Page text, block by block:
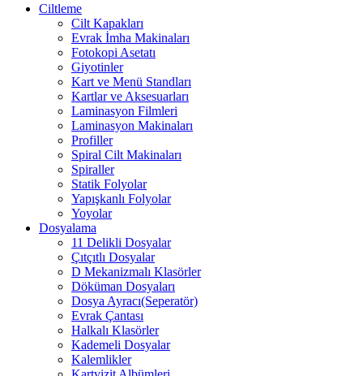
Ciltleme
Cilt Kapakları
Evrak İmha Makinaları
Fotokopi Asetatı
Giyotinler
Kart ve Menü Standları
Kartlar ve Aksesuarları
Laminasyon Filmleri
Laminasyon Makinaları
Profiller
Spiral Cilt Makinaları
Spiraller
Statik Folyolar
Yapışkanlı Folyolar
Yoyolar
Dosyalama
11 Delikli Dosyalar
Çıtçıtlı Dosyalar
D Mekanizmalı Klasörler
Döküman Dosyaları
Dosya Ayracı(Seperatör)
Evrak Çantası
Halkalı Klasörler
Kademeli Dosyalar
Kalemlikler